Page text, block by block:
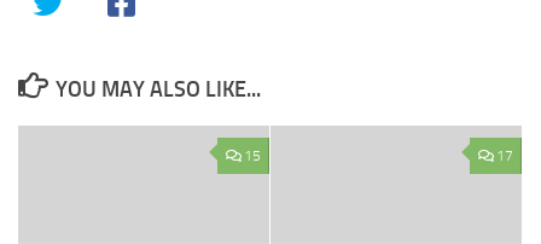
YOU MAY ALSO LIKE...
15 17